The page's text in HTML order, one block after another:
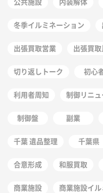
公共施設 内装解体
冬季イルミネーション
出張買取営業 出張買
切り返しトーク 初心
利用者周知 制御リニ
制御盤 副業
千葉 遺品整理 千葉県
合意形成 和服買取
商業施設 商業施設イ